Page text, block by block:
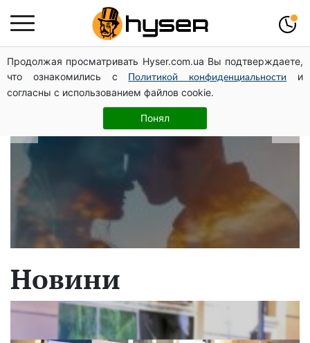
Продолжая просматривать Hyser.com.ua Вы подтверждаете,
что ознакомились с
Политикой конфиденциальности
и
согласны с использованием файлов cookie.
Понял
В які дати народжуються найвірніші
чоловіки: краще одразу перевірити,
щоб потім не страждати
Новини